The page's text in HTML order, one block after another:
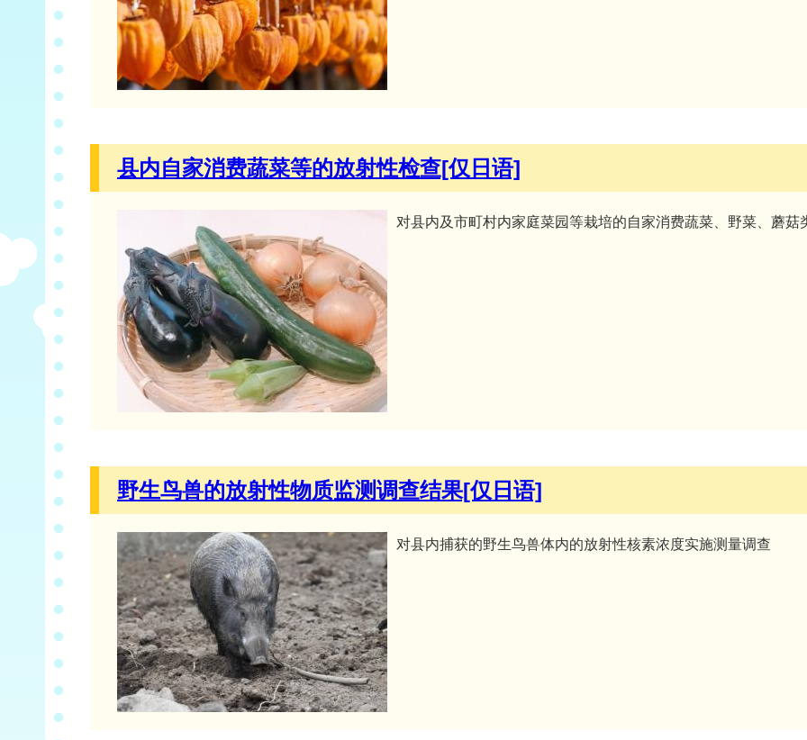
县内自家消费蔬菜等的放射性检查[仅日语]
对县内及市町村内家庭菜园等栽培的自家消费蔬菜、野菜、蘑菇
野生鸟兽的放射性物质监测调查结果[仅日语]
对县内捕获的野生鸟兽体内的放射性核素浓度实施测量调查